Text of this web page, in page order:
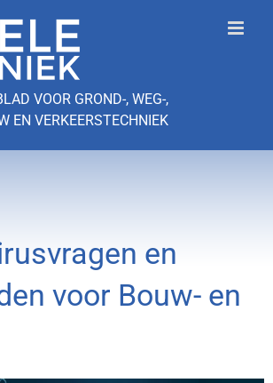
VOOR GROND-, WEG-,
EN VERKEERSTECHNIEK
en
voor Bouw- en